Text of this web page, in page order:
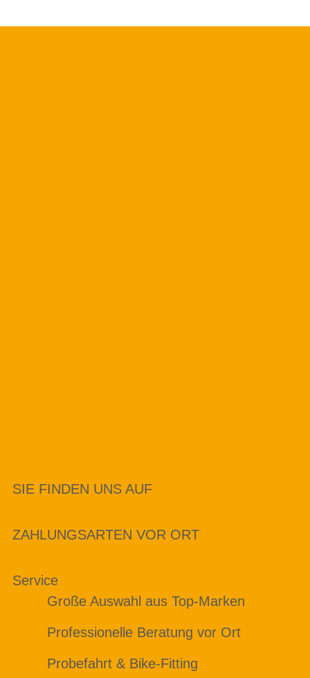
SIE FINDEN UNS AUF
ZAHLUNGSARTEN VOR ORT
Service
Große Auswahl aus Top-Marken
Professionelle Beratung vor Ort
Probefahrt & Bike-Fitting